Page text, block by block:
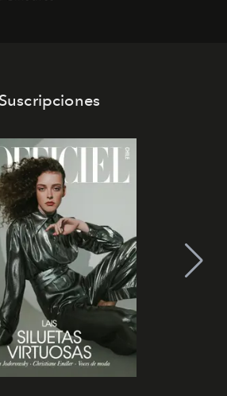
Suscripciones